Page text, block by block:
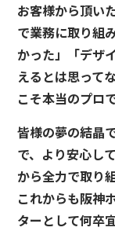
お客様から頂い
で業務に取り組
かった」「デザ
えるとは思って
こそ本当のプロ
皆様の夢の結晶
で、より安心し
から全力で取り
これからも阪神
ターとして何